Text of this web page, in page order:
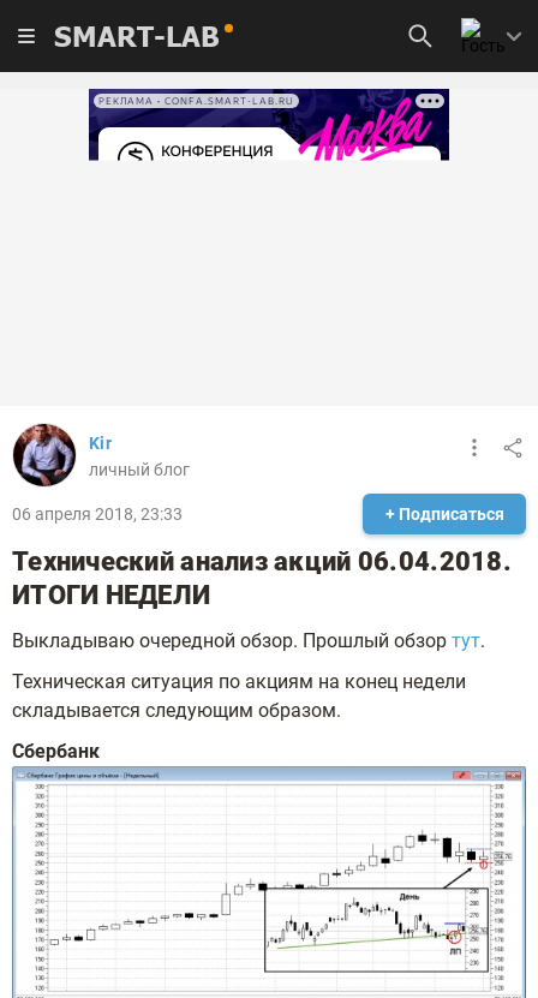
SMART-LAB
РЕКЛАМА • CONFA.SMART-LAB.RU
Kir
личный блог
06 апреля 2018, 23:33 + Подписаться
Технический анализ акций 06.04.2018.
ИТОГИ НЕДЕЛИ
Выкладываю очередной обзор. Прошлый обзор тут.
Техническая ситуация по акциям на конец недели
складывается следующим образом.
Сбербанк